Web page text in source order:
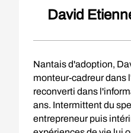
David
Nantais d'adoption,
monteur-cadreur dans
reconverti dans
ans. Intermittent du
entrepreneur puis